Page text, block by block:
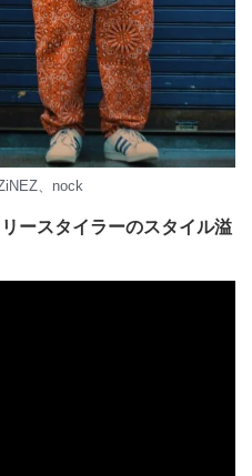
、nock
ースタイラーのスタイル溢